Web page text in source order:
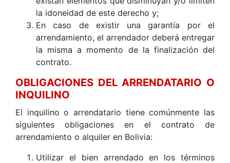
la idoneidad de este derecho y;
En caso de existir una garantía por el
arrendamiento, el arrendador deberá entregar
la misma a momento de la finalización del
contrato.
OBLIGACIONES DEL ARRENDATARIO O
INQUILINO
El inquilino o arrendatario tiene comúnmente las
siguientes obligaciones en el contrato de
arrendamiento o alquiler en Bolivia:
Utilizar el bien arrendado en los términos